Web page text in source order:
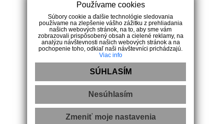
Kontakt
Polianky 8, 811 09 Bratislava
+421 917 988 898
info@realitycare.sk
Používame cookies
Súbory cookie a ďalšie technológie sledovania
používame na zlepšenie vášho zážitku z prehliadania
našich webových stránok, na to, aby sme vám
zobrazovali prispôsobený obsah a cielené reklamy, na
analýzu návštevnosti našich webových stránok a na
pochopenie toho, odkiaľ naši návštevníci prichádzajú.
Viac info
SÚHLASÍM
Nesúhlasím
Zmeniť moje nastavenia